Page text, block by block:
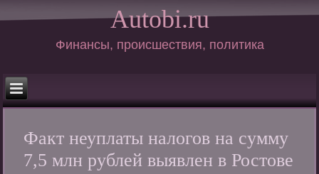
Autobi.ru
Финансы, происшествия, политика
Факт неуплаты налогов на сумму
7,5 млн рублей выявлен в Ростове